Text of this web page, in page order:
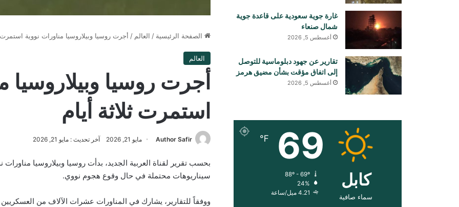
الصفحة الرئيسية / العالم / أجرت روسيا وبيلاروسيا مناورات نووية استمرت
العالم
أجرت روسيا وبيلاروسيا
استمرت ثلاثة أيام
Author Safir مايو 21, 2026 آخر تحديث : مايو 21, 2026
بحسب تقرير لقناة العربية الجديد، بدأت روسيا وبيلاروسيا مناورات
سيناريوهات محتملة في حال وقوع هجوم نووي.
ووفقاً للتقارير، يشارك في المناورات عشرات الآلاف من العسكريين
غارة جوية سعودية على قاعدة جوية
شمال صنعاء
أغسطس 5, 2026
تقارير عن جهود دبلوماسية للتوصل
إلى اتفاق مؤقت بشأن مضيق هرمز
أغسطس 5, 2026
کابل
سماء صافية
69
℉
24%
4.21 ميل/ساعة